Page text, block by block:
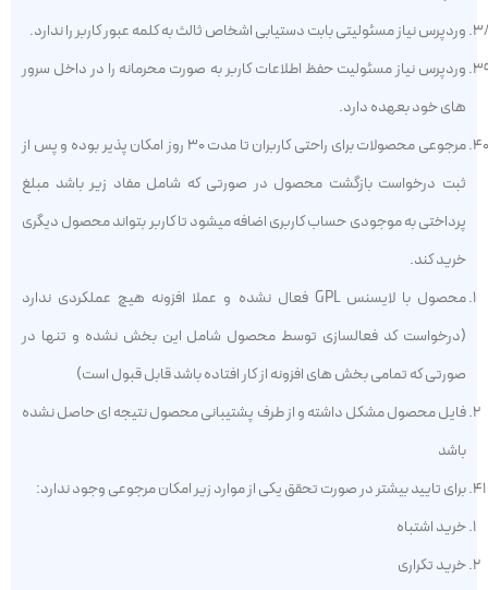
وردپرس نیاز مسئولیتی بابت دستیابی اشخاص ثالث به کلمه عبور کاربر را ندارد.
وردپرس نیاز مسئولیت حفظ اطلاعات کاربر به صورت محرمانه را در داخل سرور
های خود بعهده دارد.
مرجوعی محصولات برای راحتی کاربران تا مدت ۳۰ روز امکان پذیر بوده و پس از
ثبت درخواست بازگشت محصول در صورتی که شامل مفاد زیر باشد مبلغ
پرداختی به موجودی حساب کاربری اضافه میشود تا کاربر بتواند محصول دیگری
خرید کند.
محصول با لایسنس GPL فعال نشده و عملا افزونه هیچ عملکردی ندارد
(درخواست کد فعالسازی توسط محصول شامل این بخش نشده و تنها در
صورتی که تمامی بخش های افزونه از کار افتاده باشد قابل قبول است)
فایل محصول مشکل داشته و از طرف پشتیبانی محصول نتیجه ای حاصل نشده
باشد
برای تایید بیشتر در صورت تحقق یکی از موارد زیر امکان مرجوعی وجود ندارد:
خرید اشتباه
خرید تکراری